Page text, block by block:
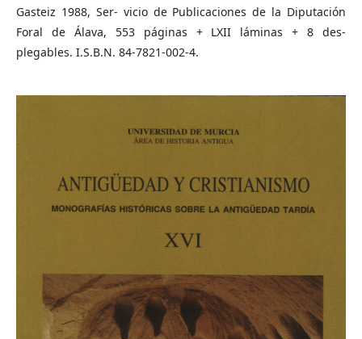
Gasteiz 1988, Ser- vicio de Publicaciones de la Diputación
Foral de Álava, 553 páginas + LXII láminas + 8 des-
plegables. I.S.B.N. 84-7821-002-4.